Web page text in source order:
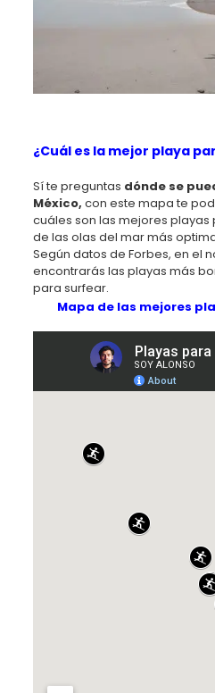
¿Cuál es la mejor playa
Sí te preguntas dónde se
México, con este mapa te
cuáles son las mejores
de las olas del mar más
Según datos de Forbes, en el
encontrarás las playas más
para surfear.
Mapa de las mejores